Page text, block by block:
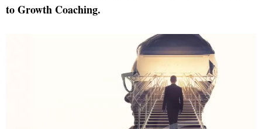
to Growth Coaching.